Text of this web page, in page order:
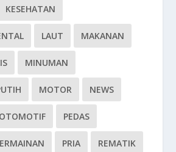
KESEHATAN
LAUT MAKANAN
MINUMAN
MOTOR NEWS
OTOMOTIF PEDAS
PRIA REMATIK